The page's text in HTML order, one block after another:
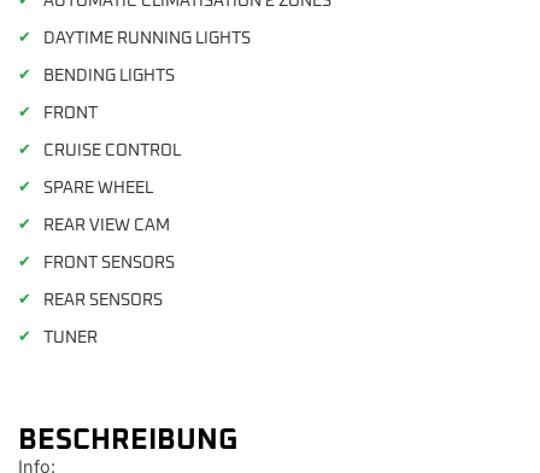
✔ DAYTIME RUNNING LIGHTS
✔ BENDING LIGHTS
✔ FRONT
✔ CRUISE CONTROL
✔ SPARE WHEEL
✔ REAR VIEW CAM
✔ FRONT SENSORS
✔ REAR SENSORS
✔ TUNER
BESCHREIBUNG
Info: